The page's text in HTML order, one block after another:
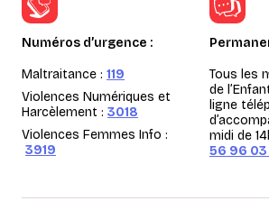
Numéros d’urgence :
Maltraitance : 119
Violences Numériques et
Harcèlement : 3018
Violences Femmes Info :
3919
Tous les
de
ligne
midi de
56 96 03